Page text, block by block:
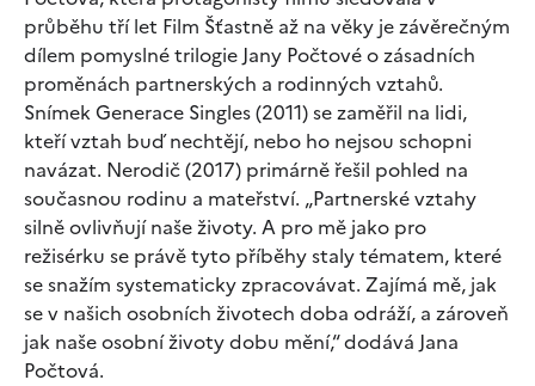
průběhu tří let Film Šťastně až na věky je závěrečným
dílem pomyslné trilogie Jany Počtové o zásadních
proměnách partnerských a rodinných vztahů.
Snímek Generace Singles (2011) se zaměřil na lidi,
kteří vztah buď nechtějí, nebo ho nejsou schopni
navázat. Nerodič (2017) primárně řešil pohled na
současnou rodinu a mateřství. „Partnerské vztahy
silně ovlivňují naše životy. A pro mě jako pro
režisérku se právě tyto příběhy staly tématem, které
se snažím systematicky zpracovávat. Zajímá mě, jak
se v našich osobních životech doba odráží, a zároveň
jak naše osobní životy dobu mění,“ dodává Jana
Počtová.